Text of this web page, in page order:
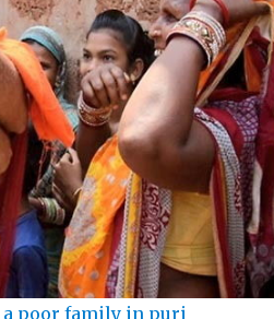
poor family in puri